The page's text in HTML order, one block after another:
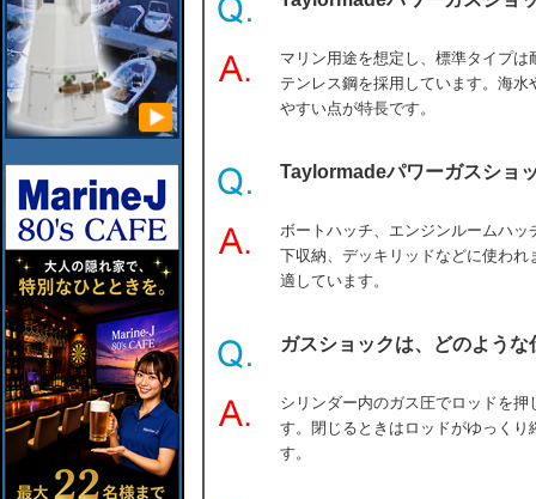
マリン用途を想定し、標準タイプ
テンレス鋼を採用しています。海
やすい点が特長です。
Taylormadeパワーガスショ
ボートハッチ、エンジンルームハ
下収納、デッキリッドなどに使わ
適しています。
ガスショックは、どのよう
シリンダー内のガス圧でロッドを
す。閉じるときはロッドがゆっく
す。